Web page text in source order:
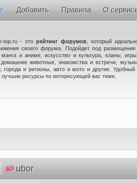
Добавить Правила О
top.ru - эторейтинг форумов , который
своего форума. Подойдет под
манга и аниме, искусство и культура, кланы,
домашние животные, знакомства и встречи,
города и регионы, авто и мото и другие. Удобный
лучшие ресурсы по интересующей вас теме.
ubor